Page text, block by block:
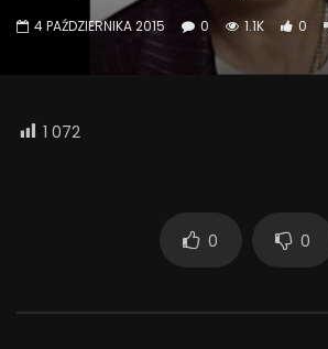
4 PAŹDZIERNIKA 2015 0 1.1K 0
1 072
0 0